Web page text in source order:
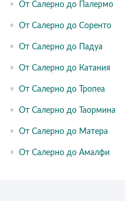
• От Салерно до Палермо
• От Салерно до Соренто
• От Салерно до Падуа
• От Салерно до Катания
• От Салерно до Тропеа
• От Салерно до Таормина
• От Салерно до Матера
• От Салерно до Амалфи